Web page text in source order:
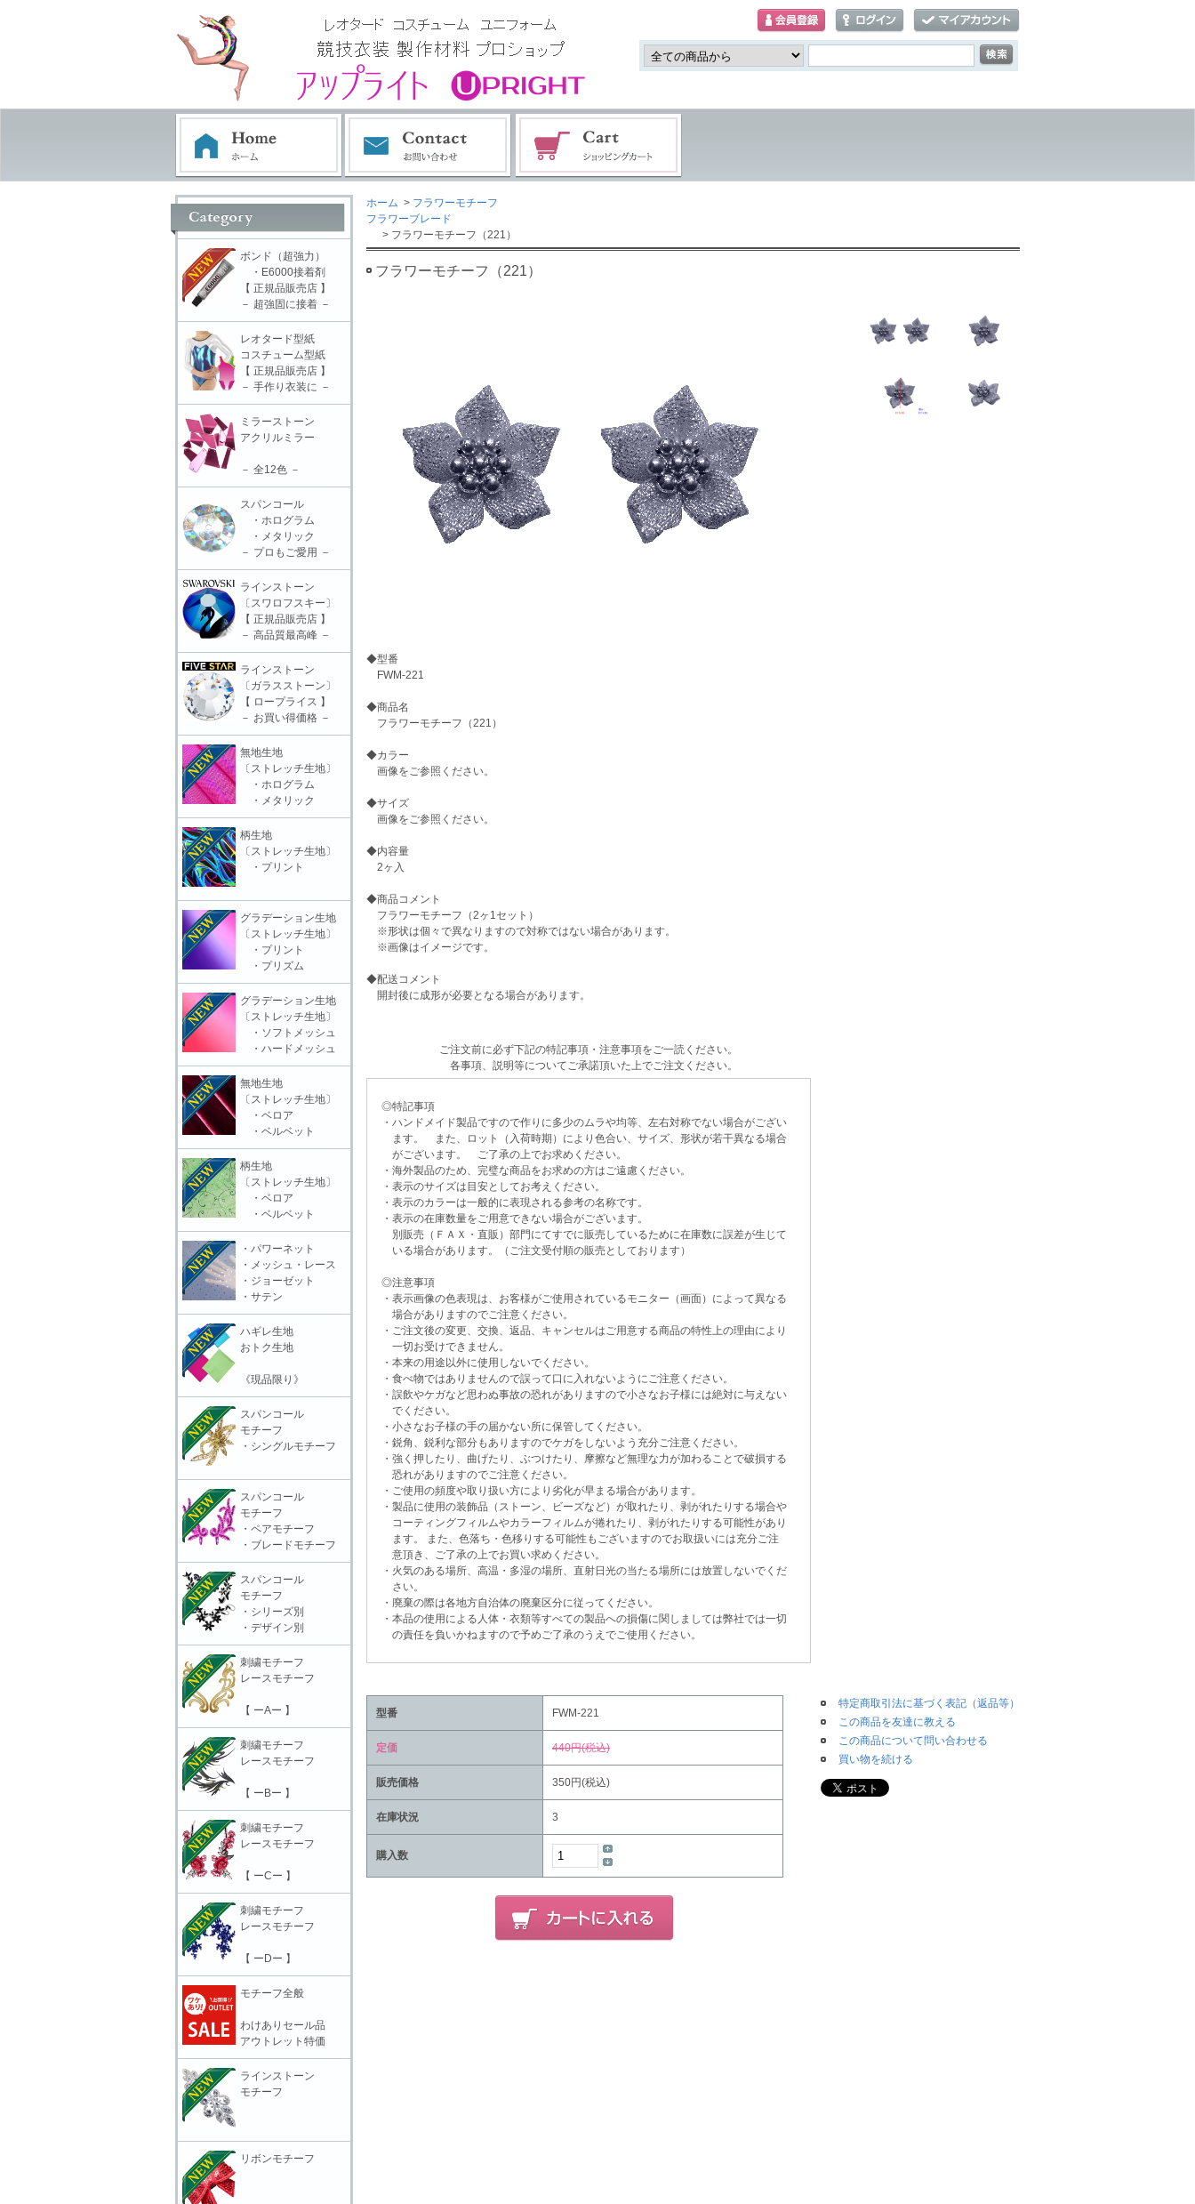
ホーム > フラワーモチーフ
フラワーブレード
> フラワーモチーフ（221）
フラワーモチーフ（221）
◆型番
FWM-221
◆商品名
フラワーモチーフ（221）
◆カラー
画像をご参照ください。
◆サイズ
画像をご参照ください。
◆内容量
2ヶ入
◆商品コメント
フラワーモチーフ（2ヶ1セット）
※形状は個々で異なりますので対称ではない場合があります。
※画像はイメージです。
◆配送コメント
開封後に成形が必要となる場合があります。
ご注文前に必ず下記の特記事項・注意事項をご一読ください。
各事項、説明等についてご承諾頂いた上でご注文ください。
◎特記事項
・ハンドメイド製品ですので作りに多少のムラや均等、左右対称でない場合がござい
ます。 また、ロット（入荷時期）により色合い、サイズ、形状が若干異なる場合
がございます。 ご了承の上でお求めください。
・海外製品のため、完璧な商品をお求めの方はご遠慮ください。
・表示のサイズは目安としてお考えください。
・表示のカラーは一般的に表現される参考の名称です。
・表示の在庫数量をご用意できない場合がございます。
別販売（ＦＡＸ・直販）部門にてすでに販売しているために在庫数に誤差が生じて
いる場合があります。（ご注文受付順の販売としております）
◎注意事項
・表示画像の色表現は、お客様がご使用されているモニター（画面）によって異なる
場合がありますのでご注意ください。
・ご注文後の変更、交換、返品、キャンセルはご用意する商品の特性上の理由により
一切お受けできません。
・本来の用途以外に使用しないでください。
・食べ物ではありませんので誤って口に入れないようにご注意ください。
・誤飲やケガなど思わぬ事故の恐れがありますので小さなお子様には絶対に与えない
でください。
・小さなお子様の手の届かない所に保管してください。
・鋭角、鋭利な部分もありますのでケガをしないよう充分ご注意ください。
・強く押したり、曲げたり、ぶつけたり、摩擦など無理な力が加わることで破損する
恐れがありますのでご注意ください。
・ご使用の頻度や取り扱い方により劣化が早まる場合があります。
・製品に使用の装飾品（ストーン、ビーズなど）が取れたり、剥がれたりする場合や
コーティングフィルムやカラーフィルムが捲れたり、剥がれたりする可能性があり
ます。 また、色落ち・色移りする可能性もございますのでお取扱いには充分ご注
意頂き、ご了承の上でお買い求めください。
・火気のある場所、高温・多湿の場所、直射日光の当たる場所には放置しないでくだ
さい。
・廃棄の際は各地方自治体の廃棄区分に従ってください。
・本品の使用による人体・衣類等すべての製品への損傷に関しましては弊社では一切
の責任を負いかねますので予めご了承のうえでご使用ください。
型番 FWM-221
定価 440円(税込)
販売価格 350円(税込)
在庫状況 3
購入数
特定商取引法に基づく表記（返品等）
この商品を友達に教える
この商品について問い合わせる
買い物を続ける
ボンド（超強力）
・E6000接着剤
【 正規品販売店 】
－ 超強固に接着 －
レオタード型紙
コスチューム型紙
【 正規品販売店 】
－ 手作り衣装に －
ミラーストーン
アクリルミラー
－ 全12色 －
スパンコール
・ホログラム
・メタリック
－ プロもご愛用 －
ラインストーン
〔スワロフスキー〕
【 正規品販売店 】
－ 高品質最高峰 －
ラインストーン
〔ガラスストーン〕
【 ロープライス 】
－ お買い得価格 －
無地生地
〔ストレッチ生地〕
・ホログラム
・メタリック
柄生地
〔ストレッチ生地〕
・プリント
グラデーション生地
〔ストレッチ生地〕
・プリント
・プリズム
グラデーション生地
〔ストレッチ生地〕
・ソフトメッシュ
・ハードメッシュ
無地生地
〔ストレッチ生地〕
・ベロア
・ベルベット
柄生地
〔ストレッチ生地〕
・ベロア
・ベルベット
・パワーネット
・メッシュ・レース
・ジョーゼット
・サテン
ハギレ生地
おトク生地
《現品限り》
スパンコール
モチーフ
・シングルモチーフ
スパンコール
モチーフ
・ペアモチーフ
・ブレードモチーフ
スパンコール
モチーフ
・シリーズ別
・デザイン別
刺繍モチーフ
レースモチーフ
【 ーAー 】
刺繍モチーフ
レースモチーフ
【 ーBー 】
刺繍モチーフ
レースモチーフ
【 ーCー 】
刺繍モチーフ
レースモチーフ
【 ーDー 】
モチーフ全般
わけありセール品
アウトレット特価
ラインストーン
モチーフ
リボンモチーフ